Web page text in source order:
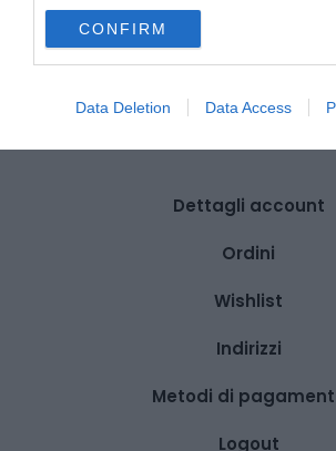
CONFIRM
Data Deletion Data Access
Dettagli account
Ordini
Wishlist
Indirizzi
Metodi di
Logout